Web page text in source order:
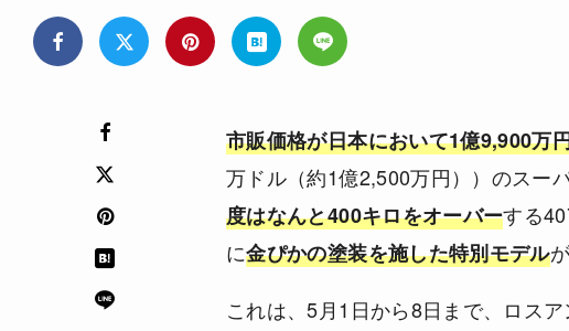
市販価格が日本において1億9,900万
万ドル（約1億2,500万円））のスーパ
度はなんと400キロをオーバーする
に金ぴかの塗装を施した特別モデル
これは、5月1日から8日まで、ロス